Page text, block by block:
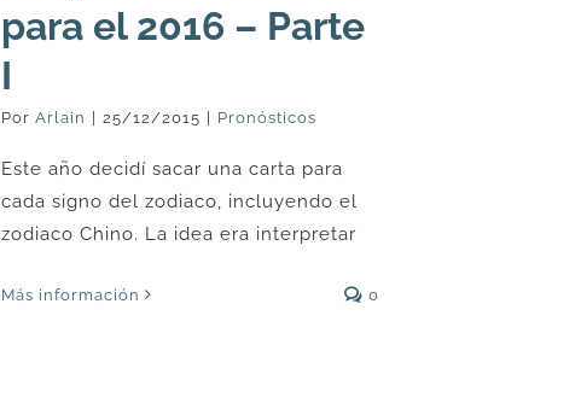
para el 2016 – Parte
I
Por Arlain | 25/12/2015 | Pronósticos
Este año decidí sacar una carta para
cada signo del zodiaco, incluyendo el
zodiaco Chino. La idea era interpretar
Más información 0